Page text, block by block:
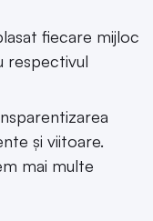
fiecare mijloc
respectivul
și viitoare.
mai multe